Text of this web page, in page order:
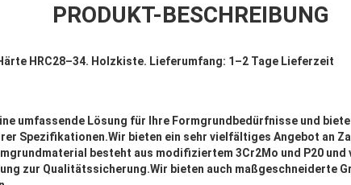
PRODUKT-BESCHREIBUNG
HRC28–34. Holzkiste. Lieferumfang: 1–2 Tage Lieferzeit
umfassende Lösung für Ihre Formgrundbedürfnisse und
Spezifikationen.Wir bieten ein sehr vielfältiges Angebot an
besteht aus modifiziertem 3Cr2Mo und P20 und
zur Qualitätssicherung.Wir bieten auch maßgeschneiderte